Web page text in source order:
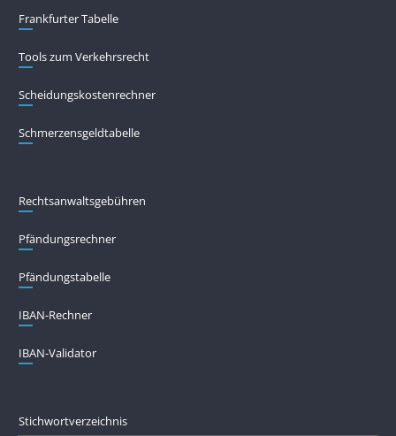
Frankfurter Tabelle
Tools zum Verkehrsrecht
Scheidungskostenrechner
Schmerzensgeldtabelle
Rechtsanwaltsgebühren
Pfändungs­rechner
Pfändungs­tabelle
IBAN-Rechner
IBAN-Validator
Stichwortverzeichnis